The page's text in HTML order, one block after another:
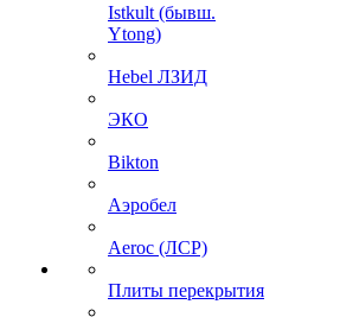
Istkult (бывш.
Ytong)
Hebel ЛЗИД
ЭКО
Bikton
Аэробел
Aeroc (ЛСР)
Плиты перекрытия